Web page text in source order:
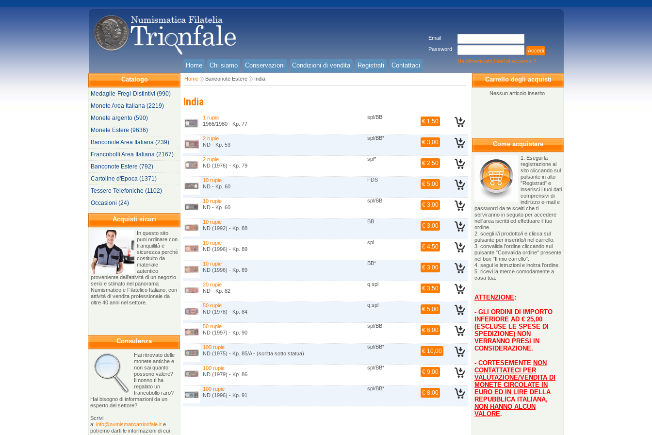
Email
Password
Accedi
Ha dimenticato i dati di accesso ?
Home Chi siamo Conservazioni Condizioni di vendita Registrati
Contattaci
Catalogo
Medaglie-Fregi-Distintivi (990)
Monete Area Italiana (2219)
Monete argento (590)
Monete Estere (9636)
Banconote Area Italiana (239)
Francobolli Area Italiana (2167)
Banconote Estere (792)
Cartoline d'Epoca (1371)
Tessere Telefoniche (1102)
Occasioni (24)
Acquisti sicuri
In questo sito
puoi ordinare con
tranquillità e
sicurezza perchè
costituito da
materiale
autentico
proveniente dall'attività di un negozio
serio e stimato nel panorama
Numismatico e Filatelico Italiano, con
attività di vendita professionale da
oltre 40 anni nel settore.
Consulenza
Hai ritrovato delle
monete antiche e
non sai quanto
possono valere?
Il nonno ti ha
regalato un
francobollo raro?
Hai bisogno di informazioni da un
esperto del settore?
Scrivi
a: info@numismaticatrionfale.it e
potremo darti le informazioni di cui
Carrello degli acquisti
Nessun articolo inserito
Come acquistare
1. Esegui la
registrazione al
sito cliccando sul
pulsante in alto
"Registrati" e
inserisci i tuoi dati
comprensivi di
indirizzo e-mail e
password da te scelti che ti
serviranno in seguito per accedere
nell'area iscritti ed effettuare il tuo
ordine.
2. scegli il/i prodotto/i e clicca sul
pulsante per inserirlo/i nel carrello.
3. convalida l'ordine cliccando sul
pulsante "Convalida ordine" presente
nel box "Il mio carrello".
4. segui le istruzioni e inoltra l'ordine.
5. ricevi la merce comodamente a
casa tua.
ATTENZIONE:
- GLI ORDINI DI IMPORTO
INFERIORE AD € 25,00
(ESCLUSE LE SPESE DI
SPEDIZIONE) NON
VERRANNO PRESI IN
CONSIDERAZIONE.
- CORTESEMENTE NON
CONTATTATECI PER
VALUTAZIONE/VENDITA DI
MONETE CIRCOLATE IN
EURO ED IN LIRE DELLA
REPUBBLICA ITALIANA,
NON HANNO ALCUN
VALORE.
Home Banconote Estere India
India
1 rupia
spl/BB
1966/1980 - Kp. 77
€ 1,50
2 rupie
spl/BB*
ND - Kp. 53
€ 3,00
2 rupie
spl*
ND (1976) - Kp. 79
€ 2,50
10 rupie
FDS
ND - Kp. 60
€ 5,00
10 rupie
spl/BB
ND - Kp. 60
€ 3,00
10 rupie
BB
ND (1992) - Kp. 88
€ 3,00
10 rupie
spl
ND (1996) - Kp. 89
€ 4,50
10 rupie
BB*
ND (1996) - Kp. 89
€ 3,00
20 rupie
q.spl
ND - Kp. 82
€ 3,50
50 rupie
q.spl
ND (1978) - Kp. 84
€ 5,00
50 rupie
spl/BB
ND (1997) - Kp. 90
€ 6,00
100 rupie
spl/BB*
ND (1975) - Kp. 85/A - (scritta sotto statua)
€ 10,00
100 rupie
spl/BB*
ND (1979) - Kp. 86
€ 9,00
100 rupie
spl/BB*
ND (1996) - Kp. 91
€ 8,00